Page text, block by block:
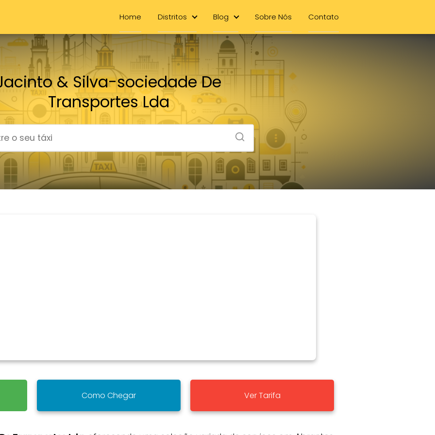
Home Distritos Blog Sobre Nós Contato
& Silva-sociedade De
Transportes Lda
Como Chegar Ver Tarifa